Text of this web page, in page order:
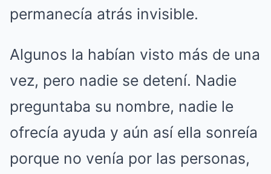
permanecía atrás invisible.
Algunos la habían visto más de una
vez, pero nadie se detení. Nadie
preguntaba su nombre, nadie le
ofrecía ayuda y aún así ella sonreía
porque no venía por las personas,